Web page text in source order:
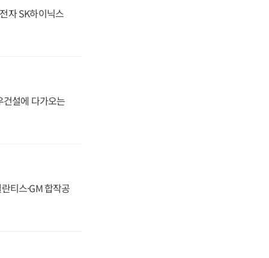
자 SK하이닉스
건설에 다가오는
티스·GM 합작공